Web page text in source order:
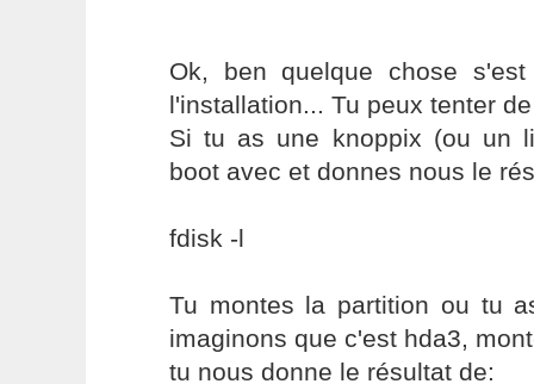
Ok, ben quelque chose
l'installation... Tu peux tenter
Si tu as une knoppix (ou un
boot avec et donnes nous le
fdisk -l
Tu montes la partition ou tu
imaginons que c'est hda3,
tu nous donne le résultat de: